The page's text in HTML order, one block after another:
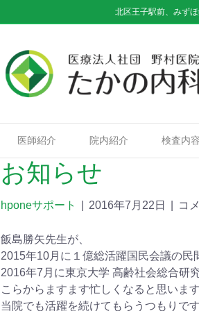
北区王子駅前、みず
医師紹介 院内紹介 検査内
お知らせ
hponeサポート 2016年7月22日 コ
飯島勝矢先生が、
2015年10月に１億総活躍国民会議の
2016年7月に東京大学 高齢社会総合研
こらからますます忙しくなると思いま
当院でも活躍を続けてもらうつもりで